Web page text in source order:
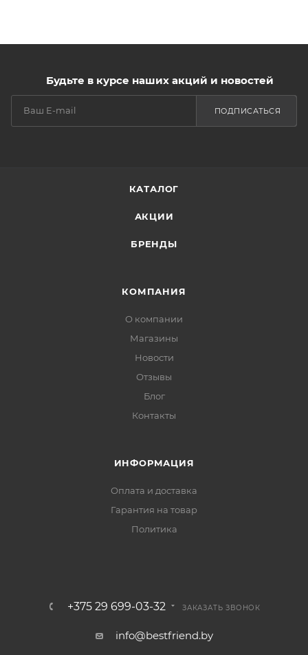
Будьте в курсе наших акций и новостей
ПОДПИСАТЬСЯ
КАТАЛОГ
АКЦИИ
БРЕНДЫ
КОМПАНИЯ
О компании
Магазины
Новости
Отзывы
Блог
Контакты
ИНФОРМАЦИЯ
Оплата и доставка
Гарантия на товар
Политика
+375 29 699-03-32 ЗАКАЗАТЬ ЗВОНОК
info@bestfriend.by